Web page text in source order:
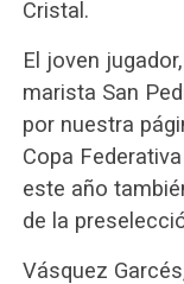
Cristal.
El joven
marista San
por nuestra
Copa
este año
de la
Vásquez